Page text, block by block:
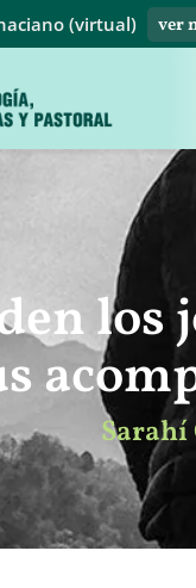
(virtual) ver
los
Sarahí